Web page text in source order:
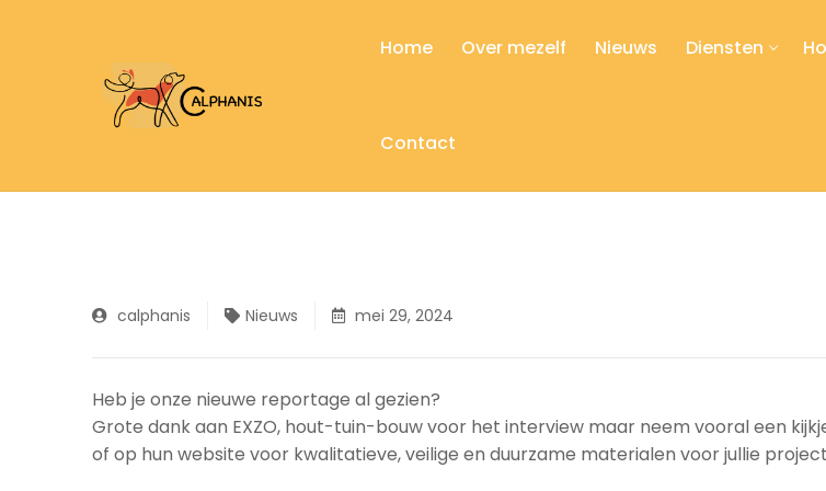
Home Over mezelf Nieuws Diensten
Contact
calphanis Nieuws mei 29, 2024
Heb je onze nieuwe reportage al gezien?
Grote dank aan EXZO, hout-tuin-bouw voor het interview maar neem vooral een
of op hun website voor kwalitatieve, veilige en duurzame materialen voor jullie